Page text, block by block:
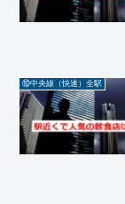
⑩中央線（快速）全駅